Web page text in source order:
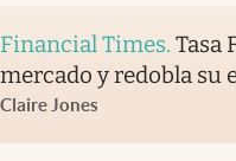
Financial Times. Tasa
mercado y redobla su
Claire Jones